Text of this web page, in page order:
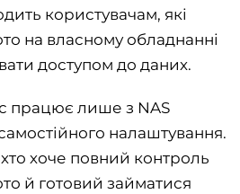
користувачам, які
на власному обладнанні
доступом до даних.
працює лише з NAS
налаштування.
хоче повний контроль
й готовий займатися